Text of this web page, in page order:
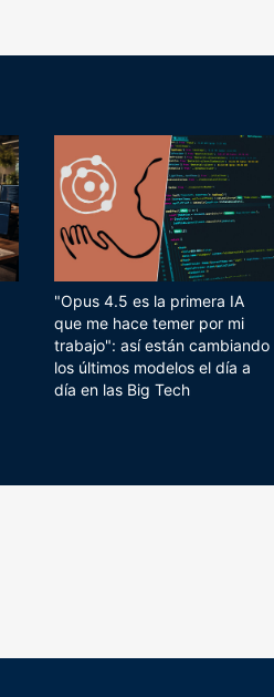
"Opus 4.5 es la primera IA
que me hace temer por mi
trabajo": así están cambiando
los últimos modelos el día a
día en las Big Tech